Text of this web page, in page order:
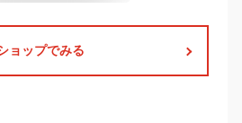
ョップでみる